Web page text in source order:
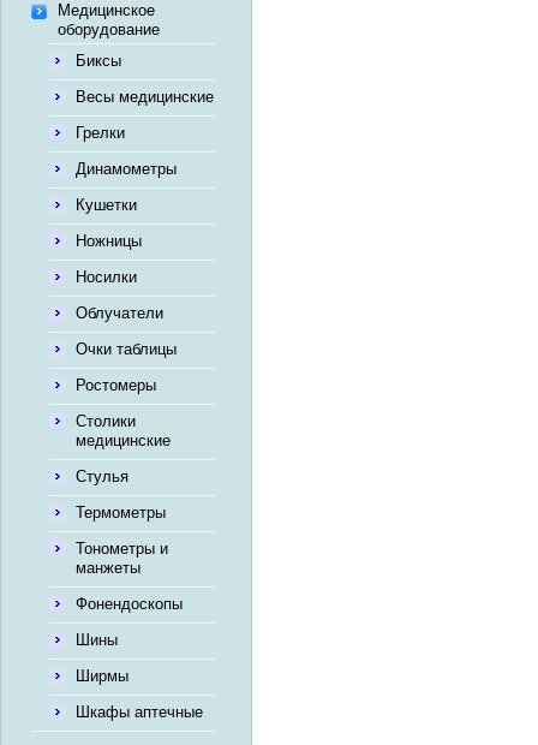
Медицинское
оборудование
Биксы
Весы медицинские
Грелки
Динамометры
Кушетки
Ножницы
Носилки
Облучатели
Очки таблицы
Ростомеры
Столики
медицинские
Стулья
Термометры
Тонометры и
манжеты
Фонендоскопы
Шины
Ширмы
Шкафы аптечные